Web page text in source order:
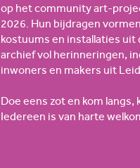
op het community art-
2026. Hun bijdragen
kostuums en installaties uit
archief vol herinneringen,
inwoners en makers uit
Doe eens zot en kom
Iedereen is van harte